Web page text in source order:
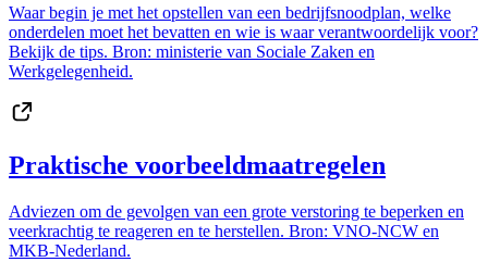
Waar begin je met het opstellen van een bedrijfsnoodplan, welke
onderdelen moet het bevatten en wie is waar verantwoordelijk voor?
Bekijk de tips. Bron: ministerie van Sociale Zaken en
Werkgelegenheid.
Praktische voorbeeldmaatregelen
Adviezen om de gevolgen van een grote verstoring te beperken en
veerkrachtig te reageren en te herstellen. Bron: VNO-NCW en
MKB-Nederland.